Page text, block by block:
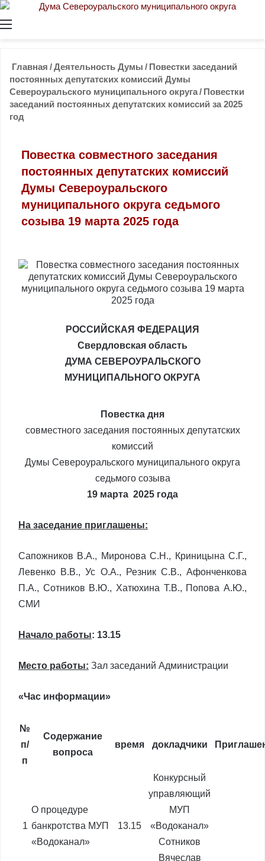
Главная /Деятельность Думы / Повестки заседаний
постоянных депутатских комиссий Думы
Североуральского муниципального округа/ Повестки
заседаний постоянных депутатских комиссий за 2025
год
Повестка совместного заседания
постоянных депутатских комиссий
Думы Североуральского
муниципального округа седьмого
созыва 19 марта 2025 года
РОССИЙСКАЯ ФЕДЕРАЦИЯ
Свердловская область
ДУМА СЕВЕРОУРАЛЬСКОГО
МУНИЦИПАЛЬНОГО ОКРУГА
Повестка дня
совместного заседания постоянных депутатских
комиссий
Думы Североуральского муниципального округа
седьмого созыва
19 марта 2025 года
На заседание приглашены:
Сапожников В.А., Миронова С.Н., Криницына С.Г.,
Левенко В.В., Ус О.А., Резник С.В., Афонченкова
П.А., Сотников В.Ю., Хатюхина Т.В., Попова А.Ю.,
СМИ
Начало работы: 13.15
Место работы: Зал заседаний Администрации
«Час информации»
№
п/
п
Содержание
вопроса
время докладчики
1
О процедуре
банкротства МУП
«Водоканал»
13.15
Конкурсный
управляющий
МУП
«Водоканал»
Сотников
Вячеслав